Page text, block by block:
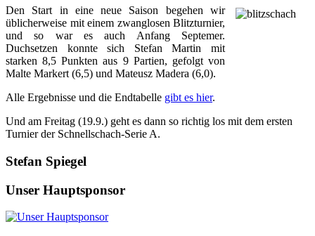
Den Start in eine neue Saison begehen wir
üblicherweise mit einem zwanglosen Blitzturnier,
und so war es auch Anfang Septemer.
Duchsetzen konnte sich Stefan Martin mit
starken 8,5 Punkten aus 9 Partien, gefolgt von
Malte Markert (6,5) und Mateusz Madera (6,0).
Alle Ergebnisse und die Endtabelle gibt es hier.
Und am Freitag (19.9.) geht es dann so richtig los mit dem ersten
Turnier der Schnellschach-Serie A.
Stefan Spiegel
Unser Hauptsponsor